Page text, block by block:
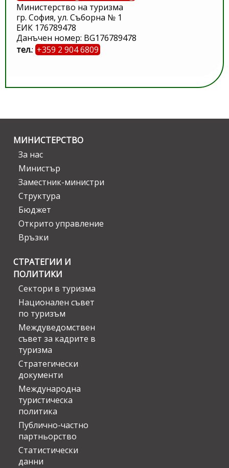
Министерство на туризма
гр. София, ул. Съборна № 1
ЕИК 176789478
Данъчен номер: BG176789478
тел.: +359 2 904 6809
МИНИСТЕРСТВО
За нас
Министър
Заместник-министри
Структура
Бюджет
Открито управление
Връзки
СТРАТЕГИИ И
ПОЛИТИКИ
Сектори в туризма
Национален съвет
по туризъм
Междуведомствен
съвет за кадрите в
туризма
Стратегически
документи
Международна
туристическа
политика
Публично-частно
партньорство
Статистически
данни